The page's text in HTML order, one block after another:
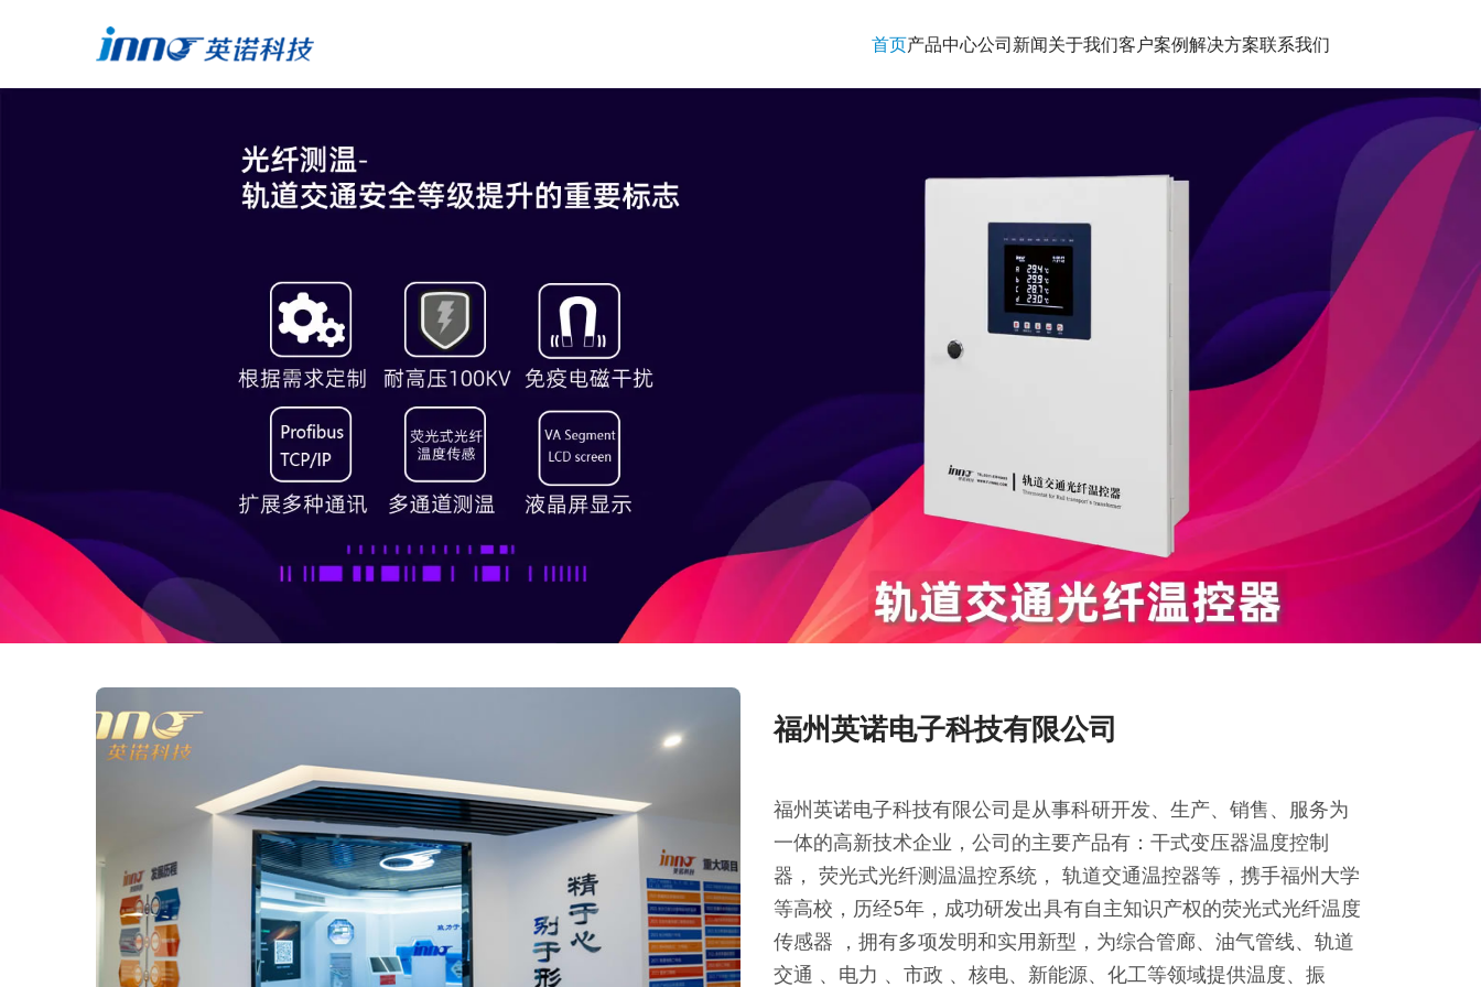
首页产品中心公司新闻关于我们客户案例解决方案联系我们
福州英诺电子科技有限公司
福州英诺电子科技有限公司是从事科研开发、生产、销售、服务为
一体的高新技术企业，公司的主要产品有：干式变压器温度控制
器， 荧光式光纤测温温控系统， 轨道交通温控器等，携手福州大学
等高校，历经5年，成功研发出具有自主知识产权的荧光式光纤温度
传感器 ，拥有多项发明和实用新型，为综合管廊、油气管线、轨道
交通 、电力 、市政 、核电、新能源、化工等领域提供温度、振